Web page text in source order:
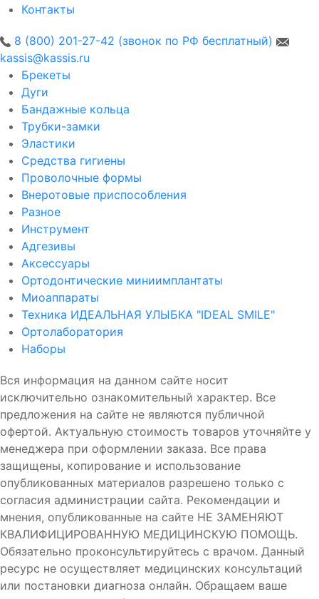
Контакты
8 (800) 201-27-42 (звонок по РФ бесплатный)
kassis@kassis.ru
Брекеты
Дуги
Бандажные кольца
Трубки-замки
Эластики
Средства гигиены
Проволочные формы
Внеротовые приспособления
Разное
Инструмент
Адгезивы
Аксессуары
Ортодонтические миниимплантаты
Миоаппараты
Техника ИДЕАЛЬНАЯ УЛЫБКА "IDEAL SMILE"
Ортолаборатория
Наборы
Вся информация на данном сайте носит
исключительно ознакомительный характер. Все
предложения на сайте не являются публичной
офертой. Актуальную стоимость товаров уточняйте у
менеджера при оформлении заказа. Все права
защищены, копирование и использование
опубликованных материалов разрешено только с
согласия администрации сайта. Рекомендации и
мнения, опубликованные на сайте НЕ ЗАМЕНЯЮТ
КВАЛИФИЦИРОВАННУЮ МЕДИЦИНСКУЮ ПОМОЩЬ.
Обязательно проконсультируйтесь с врачом. Данный
ресурс не осуществляет медицинских консультаций
или постановки диагноза онлайн. Обращаем ваше